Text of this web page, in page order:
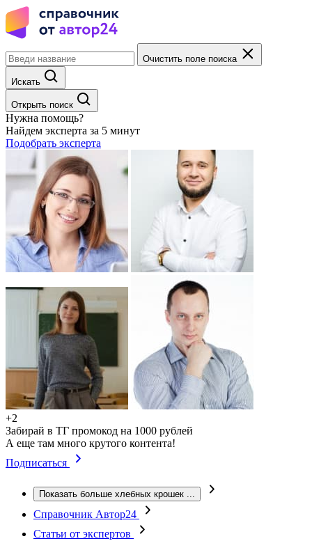
Очистить поле поиска
Искать
Открыть поиск
Нужна помощь?
Найдем эксперта за 5 минут
Подобрать эксперта
+2
Забирай в ТГ промокод на 1000 рублей
А еще там много крутого контента!
Подписаться
Показать больше хлебных крошек ...
Справочник Автор24
Статьи от экспертов